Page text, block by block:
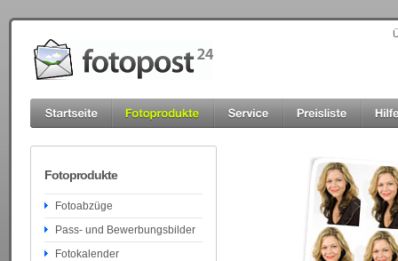
Fotoprodukte
Fotoabzüge
Pass- und Bewerbungsbilder
Fotokalender